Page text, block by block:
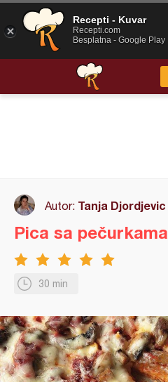
Autor: Tanja Djordjevic
30 min
Pica sa pečurkama
Recepti - Kuvar
Recepti.com
Besplatna - Google Play